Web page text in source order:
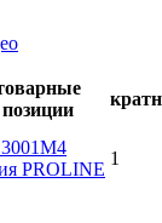
позиции
PROLINE
1